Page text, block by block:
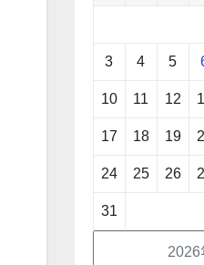
2026
3 4 5
10 11 12
17 18 19
24 25 26
31